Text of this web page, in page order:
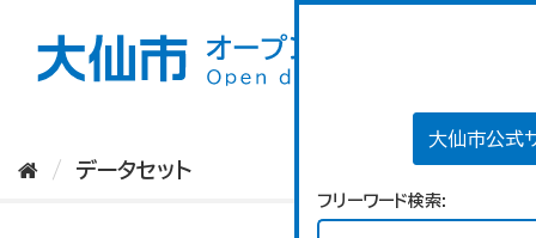
大仙市公式
フリーワード検索
データセット